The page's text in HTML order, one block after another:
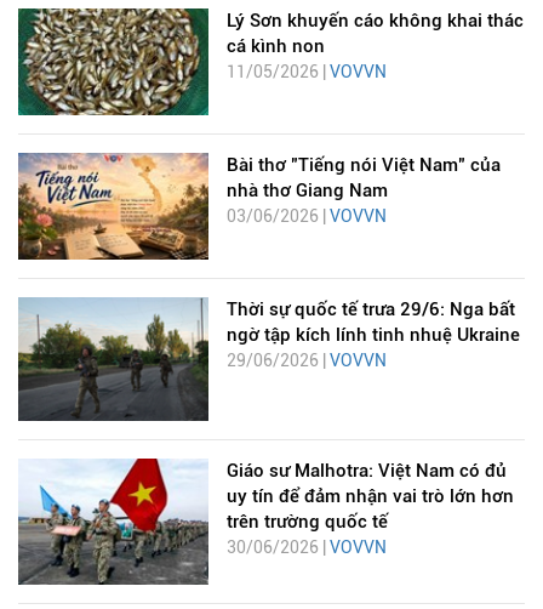
Lý Sơn khuyến cáo không khai thác
cá kình non
11/05/2026 | VOVVN
Bài thơ "Tiếng nói Việt Nam" của
nhà thơ Giang Nam
03/06/2026 | VOVVN
Thời sự quốc tế trưa 29/6: Nga bất
ngờ tập kích lính tinh nhuệ Ukraine
29/06/2026 | VOVVN
Giáo sư Malhotra: Việt Nam có đủ
uy tín để đảm nhận vai trò lớn hơn
trên trường quốc tế
30/06/2026 | VOVVN